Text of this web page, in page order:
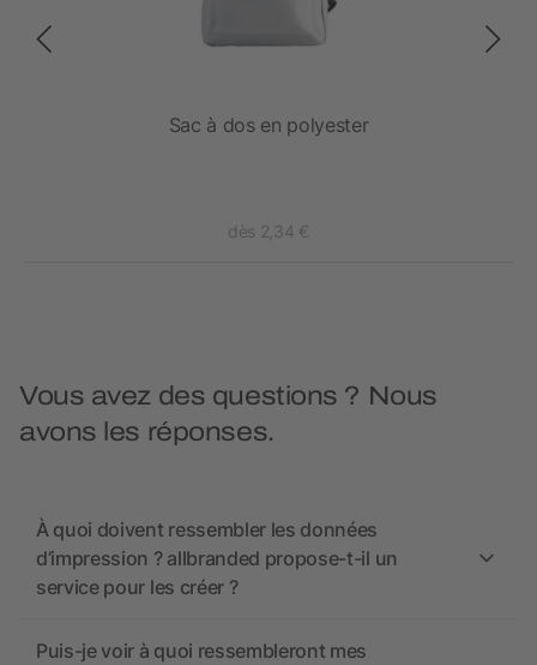
Sac à dos en polyester
dès 2,34 €
Vous avez des questions ? Nous
avons les réponses.
À quoi doivent ressembler les données
d’impression ? allbranded propose-t-il un
service pour les créer ?
Puis-je voir à quoi ressembleront mes